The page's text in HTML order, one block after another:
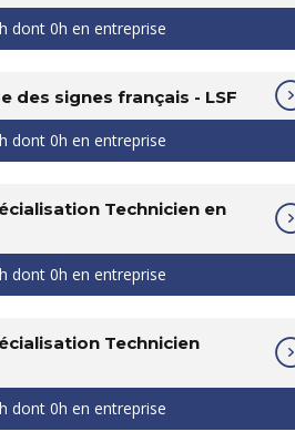
dont 0h en entreprise
des signes français - LSF
dont 0h en entreprise
Technicien en
dont 0h en entreprise
Technicien
dont 0h en entreprise